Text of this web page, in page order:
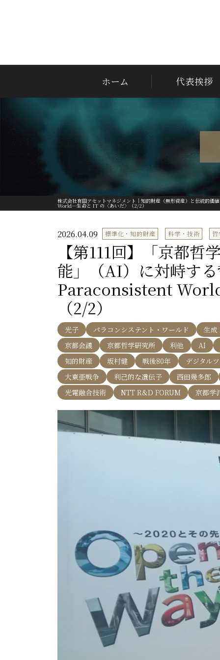
ホーム 代表挨拶
株式会社有田アセットマネジメント｜知的財産（無形資産）と伝統的価
World―生命と IT の〈あいだ〉（2/2）
2026.04.09 標準化・知的財産 科学・技術 哲
【第111回】「京都
能」（AI）に対峙す
Paraconsistent
（2/2）
光子 パラコンシステント・ワールド
生成
京都会議
京都哲学研究所 利他
AI
知的財産
坂村健 戦後80年
デジタル
大東亜戦争
利己的な遺伝子
西田幾多郎
光電融合技術
NTT R&D FORUM 京都学